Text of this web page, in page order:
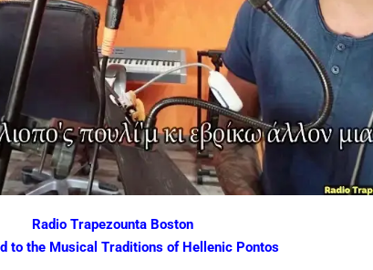
Radio Trapezounta Boston
to the Musical Traditions of Hellenic Pontos